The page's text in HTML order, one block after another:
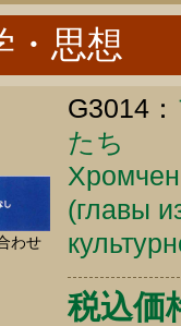
・思想
わせ
G3014：
たち
(главы
税込価